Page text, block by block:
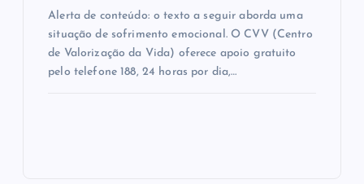
Alerta de conteúdo: o texto a seguir aborda uma
situação de sofrimento emocional. O CVV (Centro
de Valorização da Vida) oferece apoio gratuito
pelo telefone 188, 24 horas por dia,…